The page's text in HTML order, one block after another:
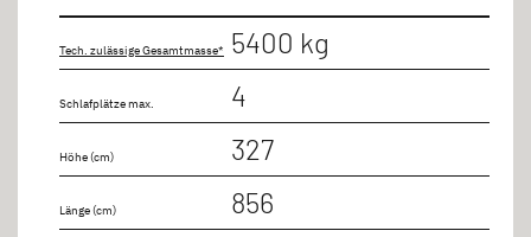
Tech. zulässige Gesamtmasse* 5400 kg
Schlafplätze max. 4
Höhe (cm) 327
Länge (cm) 856